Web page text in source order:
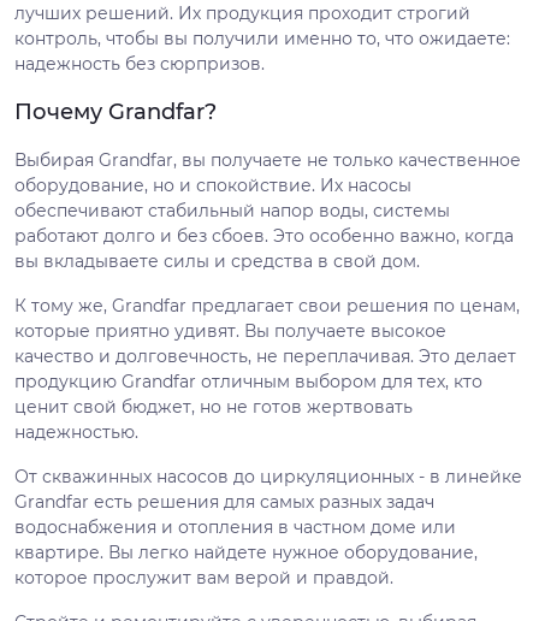
лучших решений. Их продукция проходит строгий
контроль, чтобы вы получили именно то, что ожидаете:
надежность без сюрпризов.
Почему Grandfar?
Выбирая Grandfar, вы получаете не только качественное
оборудование, но и спокойствие. Их насосы
обеспечивают стабильный напор воды, системы
работают долго и без сбоев. Это особенно важно, когда
вы вкладываете силы и средства в свой дом.
К тому же, Grandfar предлагает свои решения по ценам,
которые приятно удивят. Вы получаете высокое
качество и долговечность, не переплачивая. Это делает
продукцию Grandfar отличным выбором для тех, кто
ценит свой бюджет, но не готов жертвовать
надежностью.
От скважинных насосов до циркуляционных - в линейке
Grandfar есть решения для самых разных задач
водоснабжения и отопления в частном доме или
квартире. Вы легко найдете нужное оборудование,
которое прослужит вам верой и правдой.